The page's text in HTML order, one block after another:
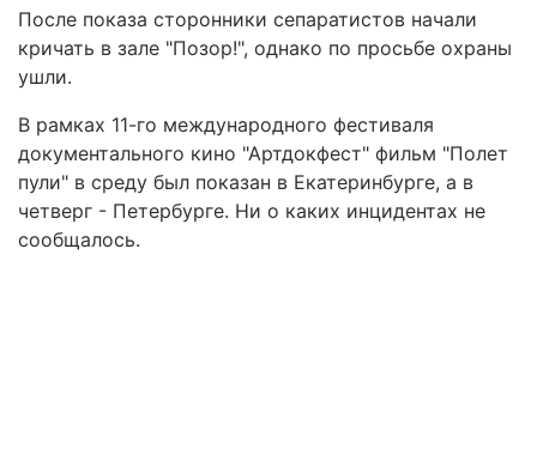
После показа сторонники сепаратистов начали
кричать в зале "Позор!", однако по просьбе охраны
ушли.
В рамках 11-го международного фестиваля
документального кино "Артдокфест" фильм "Полет
пули" в среду был показан в Екатеринбурге, а в
четверг - Петербурге. Ни о каких инцидентах не
сообщалось.